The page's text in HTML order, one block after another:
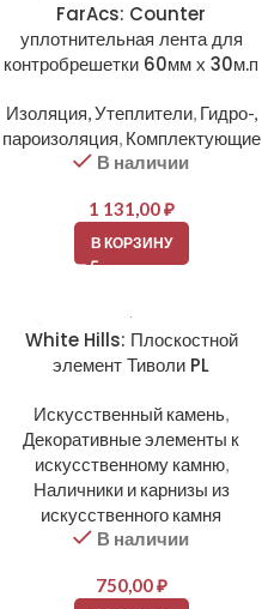
FarAcs: Counter
уплотнительная лента для
контробрешетки 60мм х 30м.п
Изоляция, Утеплители, Гидро-,
пароизоляция, Комплектующие
В наличии
1 131,00₽
В КОРЗИНУ
White Hills: Плоскостной
элемент Тиволи PL
Искусственный камень,
Декоративные элементы к
искусственному камню,
Наличники и карнизы из
искусственного камня
В наличии
750,00₽